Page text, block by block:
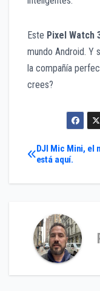
Este Pixel Watch
mundo Android. Y
la compañía
crees?
de
DJI Mic Mini, el
está aquí.